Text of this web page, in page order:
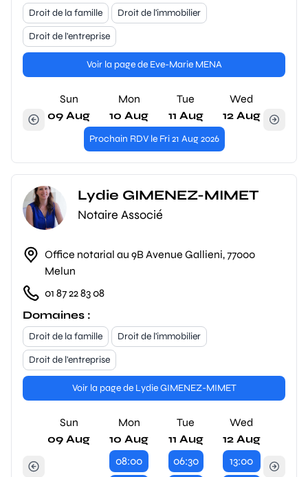
Droit de la famille
Droit de l'immobilier
Droit de l'entreprise
Voir la page de Eve-Marie MENA
Sun
09 Aug
Mon
10 Aug
Tue
11 Aug
Wed
12 Aug
Prochain RDV le Fri 21 Aug 2026
Lydie GIMENEZ-MIMET
Notaire Associé
Office notarial au 9B Avenue Gallieni, 77000
Melun
01 87 22 83 08
Domaines :
Droit de la famille
Droit de l'immobilier
Droit de l'entreprise
Voir la page de Lydie GIMENEZ-MIMET
Sun
09 Aug
Mon
10 Aug
08:00
Tue
11 Aug
06:30
Wed
12 Aug
13:00